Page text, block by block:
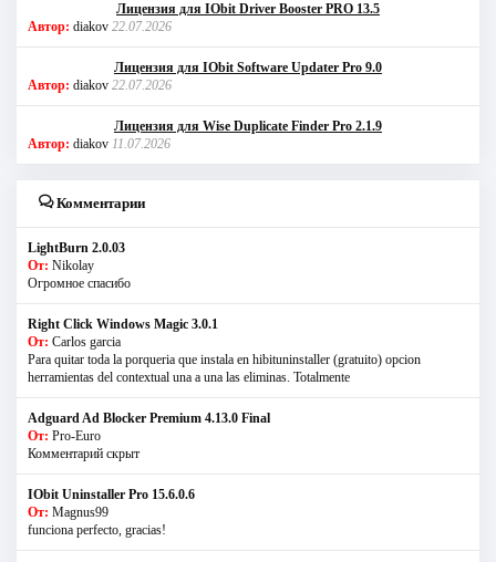
Лицензия для IObit Driver Booster PRO 13.5
Автор: diakov 22.07.2026
Лицензия для IObit Software Updater Pro 9.0
Автор: diakov 22.07.2026
Лицензия для Wise Duplicate Finder Pro 2.1.9
Автор: diakov 11.07.2026
Комментарии
LightBurn 2.0.03
От: Nikolay
Огромное спасибо
Right Click Windows Magic 3.0.1
От: Carlos garcia
Para quitar toda la porqueria que instala en hibituninstaller (gratuito) opcion
herramientas del contextual una a una las eliminas. Totalmente
Adguard Ad Blocker Premium 4.13.0 Final
От: Pro-Euro
Комментарий скрыт
IObit Uninstaller Pro 15.6.0.6
От: Magnus99
funciona perfecto, gracias!